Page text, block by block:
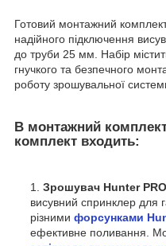
Готовий монтажний
надійного підключення
до труби 25 мм. Набір
гнучкого та безпечного
роботу зрошувальної
В монтажний
комплект входить:
Зрошувач Hunter
висувний спринклер для
різними форсунками
ефективне поливання.